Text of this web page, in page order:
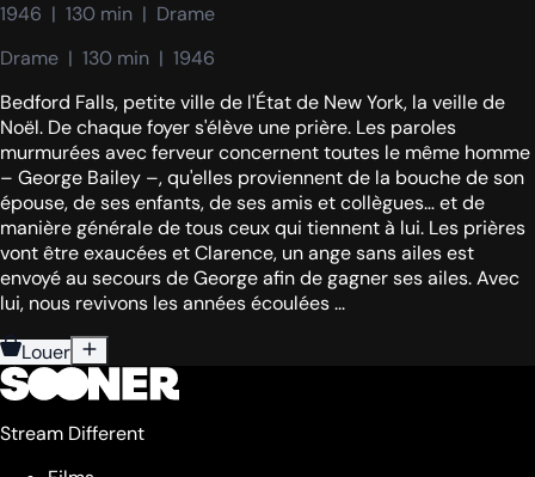
1946  |  130 min  |  Drame
Drame  |  130 min  |  1946
Bedford Falls, petite ville de l'État de New York, la veille de
Noël. De chaque foyer s'élève une prière. Les paroles
murmurées avec ferveur concernent toutes le même homme
– George Bailey –, qu'elles proviennent de la bouche de son
épouse, de ses enfants, de ses amis et collègues… et de
manière générale de tous ceux qui tiennent à lui. Les prières
vont être exaucées et Clarence, un ange sans ailes est
envoyé au secours de George afin de gagner ses ailes. Avec
lui, nous revivons les années écoulées ...
Louer
Stream Different